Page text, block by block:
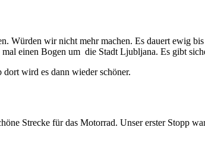
Würden wir nicht mehr machen. Es dauert ewig
einen Bogen um die Stadt Ljubljana. Es gibt
wird es dann wieder schöner.
Strecke für das Motorrad. Unser erster Stopp